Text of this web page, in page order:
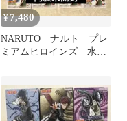
¥7,480
NARUTO ナルト プレ
ミアムヒロインズ 水着